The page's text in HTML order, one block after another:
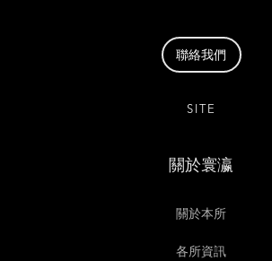
聯絡我們
SITE
關於寰瀛
關於本所
各所資訊